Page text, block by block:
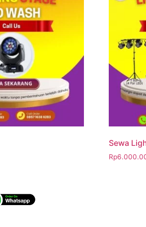
Sewa
Rp